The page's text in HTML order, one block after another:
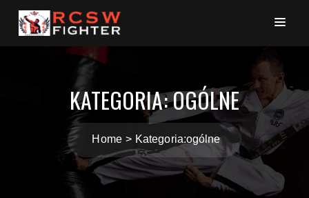
KATEGORIA:OGÓLNE
Home Kategoria:ogólne